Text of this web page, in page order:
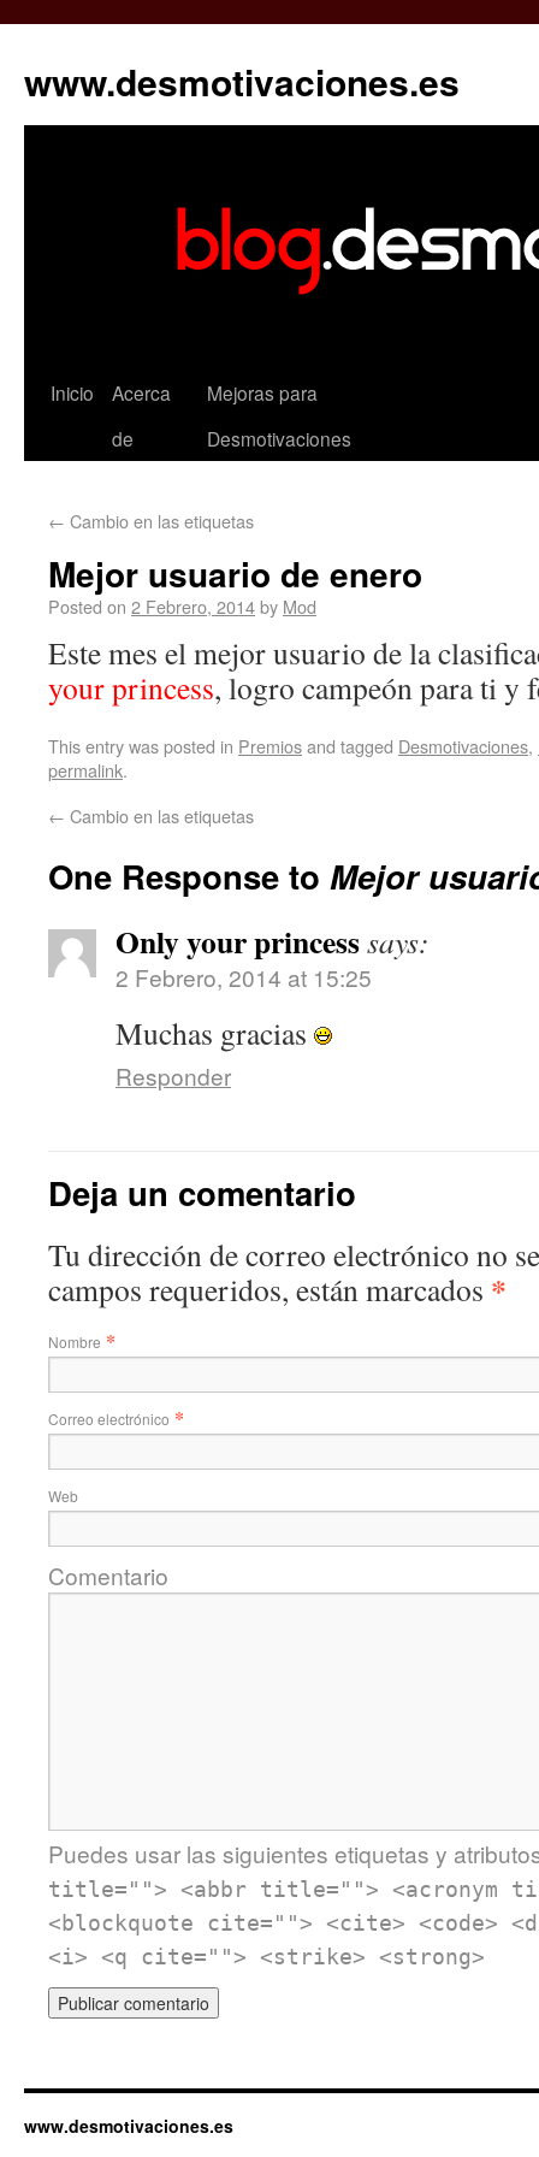
www.desmotivaciones.es
Inicio
Acerca
de
Mejoras para
Desmotivaciones
← Cambio en las etiquetas
Mejor usuario de enero
Posted on 2 Febrero, 2014by Mod
Este mes el mejor usuario de la
your princess, logro campeón para ti y
This entry was posted in Premiosand tagged Desmotivaciones,
permalink.
← Cambio en las etiquetas
One Response to Mejor
Only your princesssays:
2 Febrero, 2014 at 15:25
Muchas gracias
Responder
Deja un comentario
Tu dirección de correo electrónico no
campos requeridos, están marcados *
Nombre *
Correo electrónico *
Web
Comentario
Puedes usar las siguientes etiquetas y
title=""> <abbr title=""> <acronym
<blockquote cite=""> <cite> <code>
<i> <q cite=""> <strike> <strong>
www.desmotivaciones.es